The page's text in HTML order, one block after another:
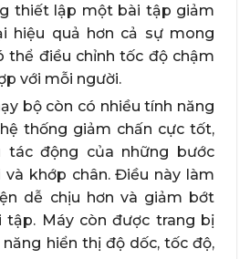
thiết lập một bài tập giảm
hiệu quả hơn cả sự mong
thể điều chỉnh tốc độ chậm
với mỗi người.
bộ còn có nhiều tính năng
thống giảm chấn cực tốt,
tác động của những bước
và khớp chân. Điều này làm
dễ chịu hơn và giảm bớt
tập. Máy còn được trang bị
hiển thị độ dốc, tốc độ,